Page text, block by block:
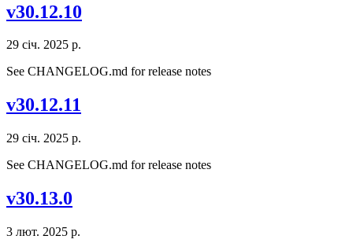
v30.12.10
29 січ. 2025 р.
See CHANGELOG.md for release notes
v30.12.11
29 січ. 2025 р.
See CHANGELOG.md for release notes
v30.13.0
3 лют. 2025 р.